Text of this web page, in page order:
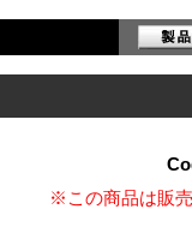
※この商品は販売